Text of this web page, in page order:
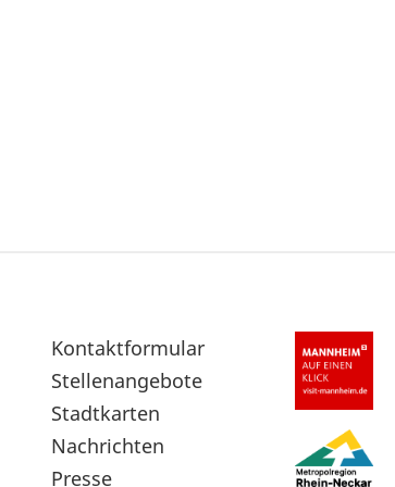
Sekundärnavigation
im
Fußbereich
Kontaktformular
Stellenangebote
Stadtkarten
Nachrichten
Presse